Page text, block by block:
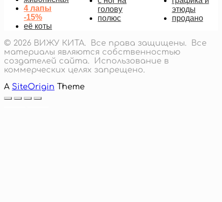
4 лапы
-15%
её коты
голову
полюс
этюды
продано
© 2026 ВИЖУ КИТА. Все права защищены. Все
материалы являются собственностью
создателей сайта. Использование в
коммерческих целях запрещено.
A SiteOrigin Theme